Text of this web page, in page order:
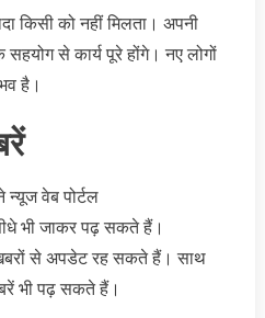
किसी को नहीं मिलता। अपनी
से कार्य पूरे होंगे। नए लोगों
है।
वेब पोर्टल
भी जाकर पढ़ सकते हैं।
से अपडेट रह सकते हैं। साथ
भी पढ़ सकते हैं।